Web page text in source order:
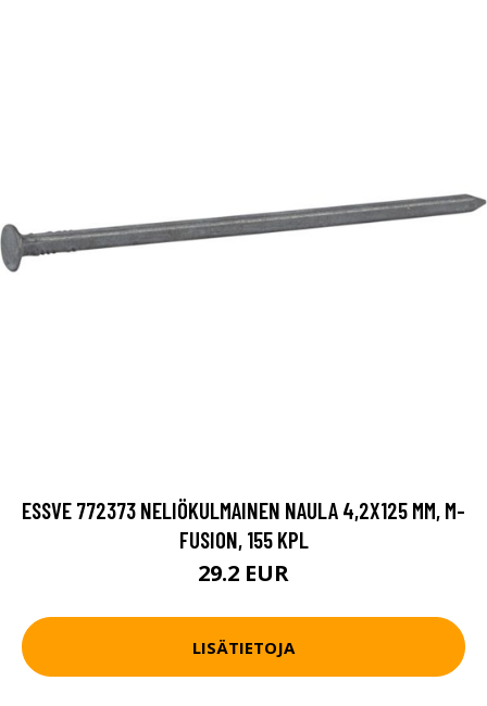
ESSVE 772373 NELIÖKULMAINEN NAULA 4,2X125 MM, M-
FUSION, 155 KPL
29.2 EUR
LISÄTIETOJA